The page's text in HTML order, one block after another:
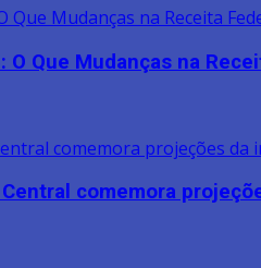
O Que Mudanças na
comemora